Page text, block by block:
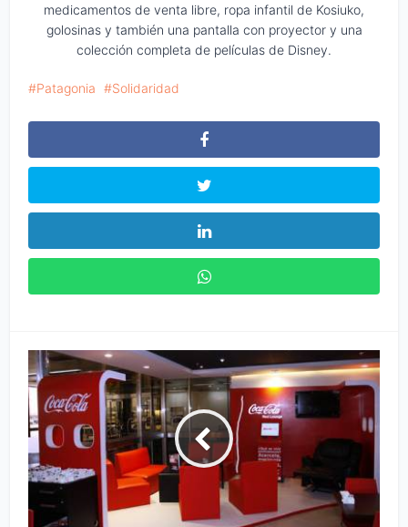
medicamentos de venta libre, ropa infantil de Kosiuko,
golosinas y también una pantalla con proyector y una
colección completa de películas de Disney.
Patagonia Solidaridad